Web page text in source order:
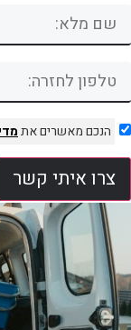
הנכם מאשרים את
צרו איתי קשר